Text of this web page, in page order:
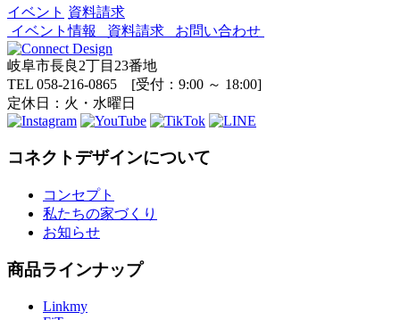
イベント 資料請求
イベント情報
資料請求 お問い合わせ
岐阜市長良2丁目23番地
TEL 058-216-0865 [受付：9:00 ～ 18:00]
定休日：火・水曜日
コネクトデザインについて
コンセプト
私たちの家づくり
お知らせ
商品ラインナップ
Linkmy